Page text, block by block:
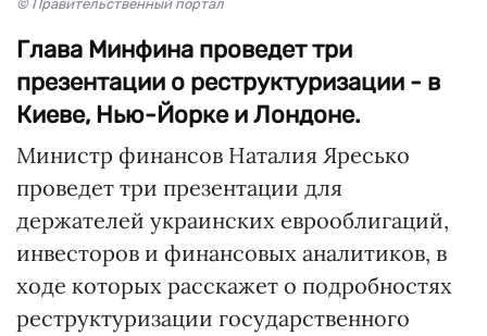
© Правительственный портал
Глава Минфина проведет три
презентации о реструктуризации - в
Киеве, Нью-Йорке и Лондоне.
Министр финансов Наталия Яресько
проведет три презентации для
держателей украинских еврооблигаций,
инвесторов и финансовых аналитиков, в
ходе которых расскажет о подробностях
реструктуризации государственного